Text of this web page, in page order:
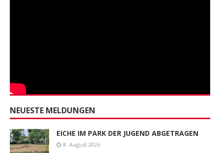
NEUESTE MELDUNGEN
EICHE IM PARK DER JUGEND ABGETRAGEN
8. August 2026